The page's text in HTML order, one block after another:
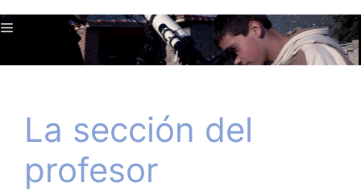
al
contenido
Menú
La sección del
profesor